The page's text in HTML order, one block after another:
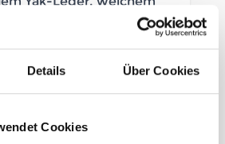
Details Über Cookies
Cookies
Trekking-Stiefel